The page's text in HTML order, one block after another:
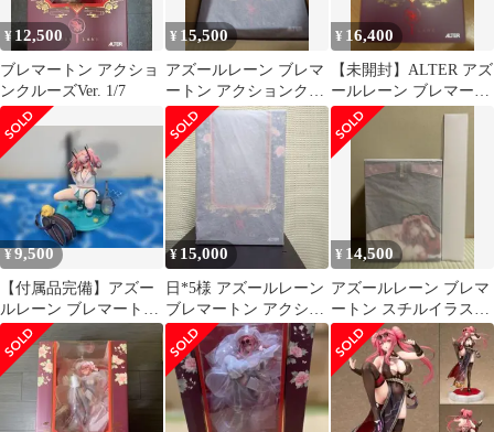
¥ 12,500
ブレマートン アクショ
ンクルーズVer. 1/7
¥ 15,500
アズールレーン ブレマ
ートン アクションクル
ーズVer. 1/7 フィギュア
¥ 16,400
【未開封】ALTER アズ
ールレーン ブレマート
ン アクションクルーズ
Ver.
¥9,500
【付属品完備】アズー
ルレーン ブレマートン
熱々トレーニング 1/7
通常版
¥ 15,000
日*5様 アズールレーン
ブレマートン アクショ
ンクルーズVer. 1/7 フィ
¥ 14,500
アズールレーン ブレマ
ートン スチルイラスト
Ver. 1/7